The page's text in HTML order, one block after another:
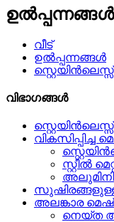
ഉൽപ്പന്നങ്ങൾ
വീട്
ഉൽപ്പന്നങ്ങൾ
വിഭാഗങ്ങൾ
വികസിപ്പിച്ച
സ്റ്റീൽ
അലങ്കാര മെഷ്
നെയ്ത